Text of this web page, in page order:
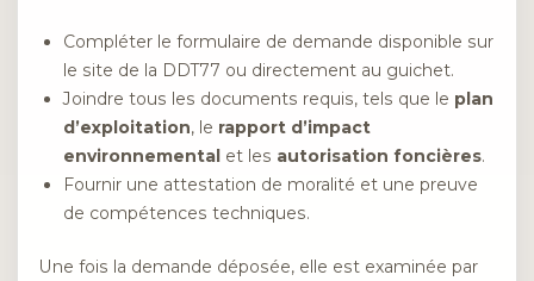
Compléter le formulaire de demande disponible sur
le site de la DDT77 ou directement au guichet.
Joindre tous les documents requis, tels que le plan
d’exploitation, le rapport d’impact
environnemental et les autorisation foncières.
Fournir une attestation de moralité et une preuve
de compétences techniques.
Une fois la demande déposée, elle est examinée par